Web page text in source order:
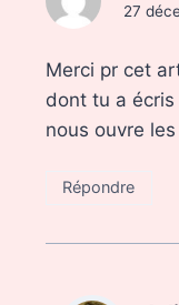
27
Merci pr cet
dont tu a écris
nous ouvre
Répondre